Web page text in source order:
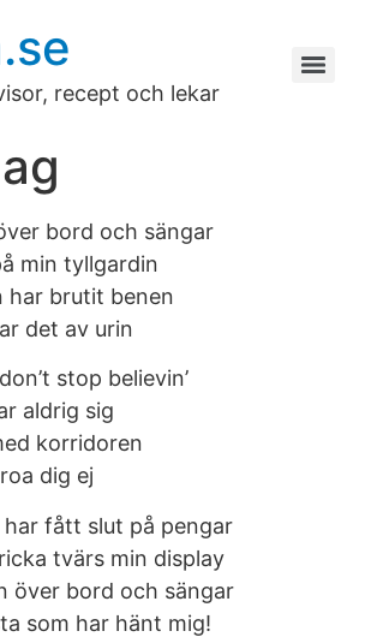
recept och lekar
bord och sängar
min tyllgardin
brutit benen
det av urin
stop believin’
aldrig sig
korridoren
dig ej
fått slut på pengar
tvärs min display
över bord och sängar
som har hänt mig!